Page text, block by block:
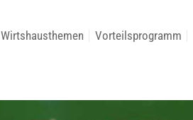
Wirtshausthemen Vorteilsprogramm